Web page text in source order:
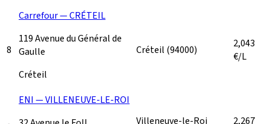
8
Carrefour — CRÉTEIL
119 Avenue du Général de
Gaulle
Créteil
Créteil (94000)
2,043
€/L
ENI — VILLENEUVE-LE-ROI
Villeneuve-le-Roi
2,267